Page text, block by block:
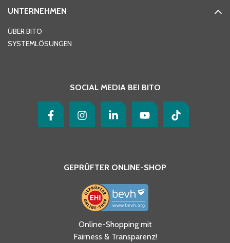
Ja, ich habe die
Datenschutzhinweise gelesen
UNTERNEHMEN
ÜBER BITO
SYSTEMLÖSUNGEN
SOCIAL MEDIA BEI BITO
GEPRÜFTER ONLINE-SHOP
Online-Shopping mit
Fairness & Transparenz!